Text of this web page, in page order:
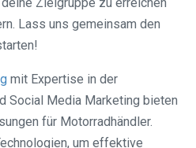
Lass uns gemeinsam den
mit Expertise in der
Social Media Marketing bieten
für Motorradhändler.
um effektive